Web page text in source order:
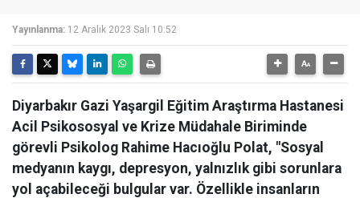
Yayınlanma: 12 Aralık 2023 Salı 10:52
Diyarbakır Gazi Yaşargil Eğitim Araştırma Hastanesi
Acil Psikososyal ve Krize Müdahale Biriminde
görevli Psikolog Rahime Hacıoğlu Polat, "Sosyal
medyanın kaygı, depresyon, yalnızlık gibi sorunlara
yol açabileceği bulgular var. Özellikle insanların